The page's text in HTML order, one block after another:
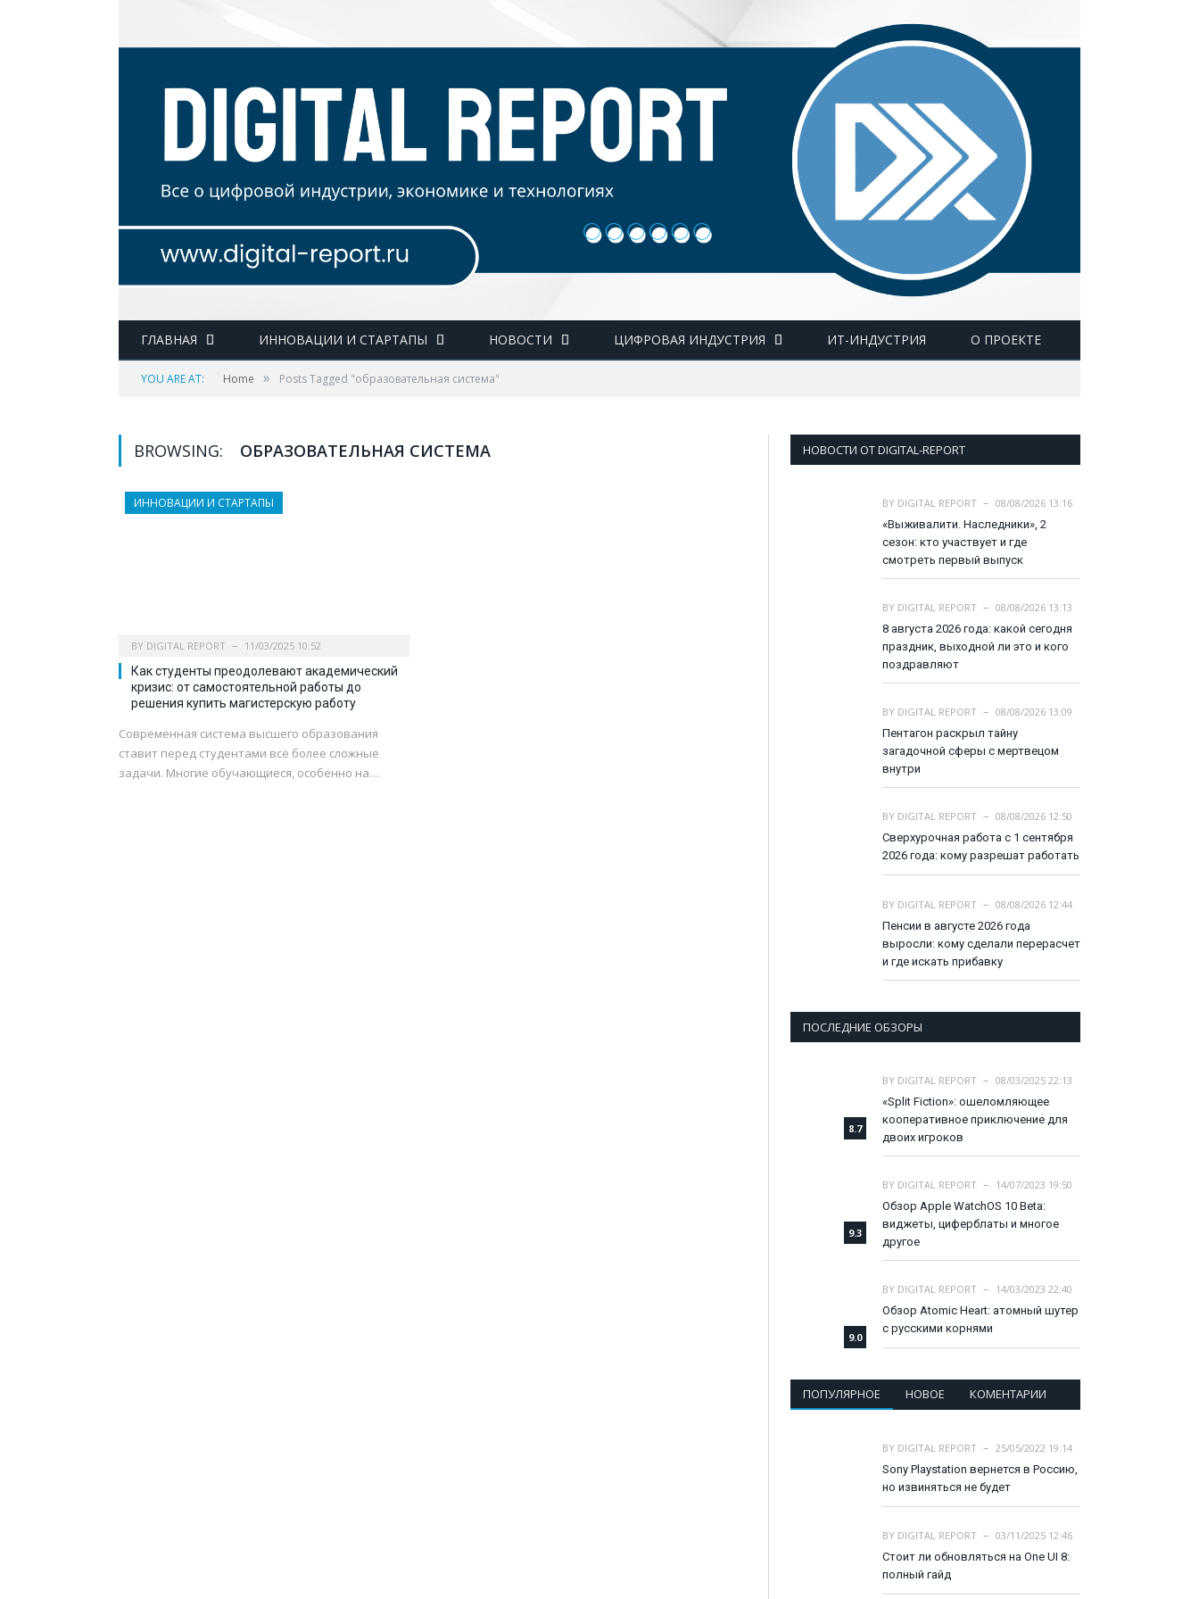
ГЛАВНАЯ ИННОВАЦИИ И СТАРТАПЫ НОВОСТИ ЦИФРОВАЯ ИНДУСТРИЯ ИТ-ИНДУСТРИЯ О ПРОЕКТЕ
YOU ARE AT: Home » Posts Tagged "образовательная система"
BROWSING: ОБРАЗОВАТЕЛЬНАЯ СИСТЕМА
ИННОВАЦИИ И СТАРТАПЫ
BY DIGITAL REPORT 11/03/2025 10:52
Как студенты преодолевают академический
кризис: от самостоятельной работы до
решения купить магистерскую работу
Современная система высшего образования
ставит перед студентами всё более сложные
задачи. Многие обучающиеся, особенно на…
НОВОСТИ ОТ DIGITAL-REPORT
BY DIGITAL REPORT
08/08/2026 13:16
«Выживалити. Наследники», 2
сезон: кто участвует и где
смотреть первый выпуск
BY DIGITAL REPORT
08/08/2026 13:13
8 августа 2026 года: какой сегодня
праздник, выходной ли это и кого
поздравляют
BY DIGITAL REPORT
08/08/2026 13:09
Пентагон раскрыл тайну
загадочной сферы с мертвецом
внутри
BY DIGITAL REPORT
08/08/2026 12:50
Сверхурочная работа с 1 сентября
2026 года: кому разрешат работать
BY DIGITAL REPORT
08/08/2026 12:44
Пенсии в августе 2026 года
выросли: кому сделали перерасчет
и где искать прибавку
ПОСЛЕДНИЕ ОБЗОРЫ
8.7
BY DIGITAL REPORT
08/03/2025 22:13
«Split Fiction»: ошеломляющее
кооперативное приключение для
двоих игроков
9.3
BY DIGITAL REPORT
14/07/2023 19:50
Обзор Apple WatchOS 10 Beta:
виджеты, циферблаты и многое
другое
9.0
BY DIGITAL REPORT
14/03/2023 22:40
Обзор Atomic Heart: атомный шутер
с русскими корнями
ПОПУЛЯРНОЕ НОВОЕ КОМЕНТАРИИ
BY DIGITAL REPORT
25/05/2022 19:14
Sony Playstation вернется в Россию,
но извиняться не будет
BY DIGITAL REPORT
03/11/2025 12:46
Стоит ли обновляться на One UI 8:
полный гайд